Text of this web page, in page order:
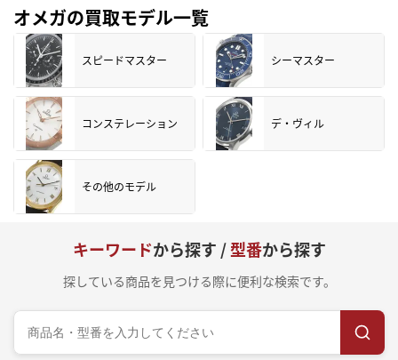
オメガの買取モデル一覧
スピードマスター シーマスター
コンステレーション デ・ヴィル
その他のモデル
キーワードから探す /型番から探す
探している商品を見つける際に便利な検索です。